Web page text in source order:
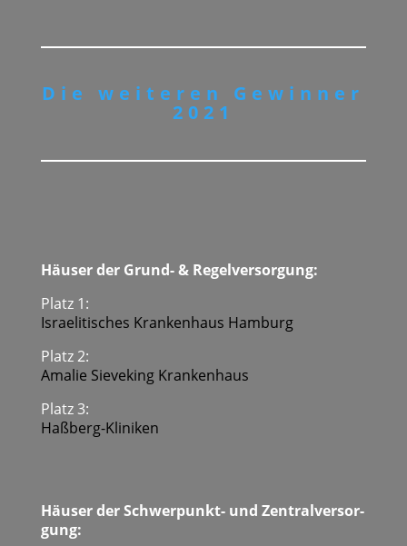
Die wei­te­ren Gewin­ner
2021
Häu­ser der Grund- & Regel­ver­sor­gung:
Platz 1:
Israe­li­ti­sches Kran­ken­haus Ham­burg
Platz 2:
Ama­lie Sie­ve­king Kran­ken­haus
Platz 3:
Haß­berg-Kli­ni­ken
Häu­ser der Schwer­punkt- und Zen­tral­ver­sor­
gung: